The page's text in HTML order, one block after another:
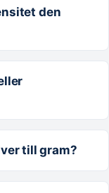
den
till gram?